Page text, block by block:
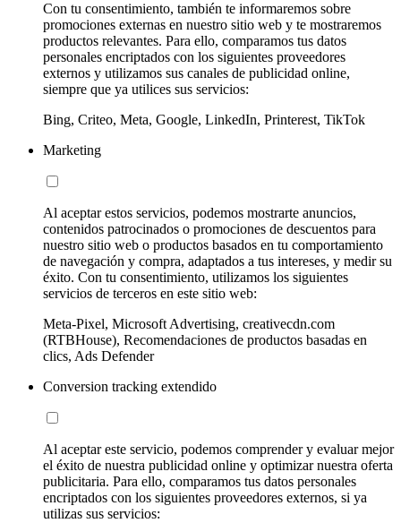
Con tu consentimiento, también te informaremos sobre
promociones externas en nuestro sitio web y te mostraremos
productos relevantes. Para ello, comparamos tus datos
personales encriptados con los siguientes proveedores
externos y utilizamos sus canales de publicidad online,
siempre que ya utilices sus servicios:
Bing, Criteo, Meta, Google, LinkedIn, Printerest, TikTok
Marketing
Al aceptar estos servicios, podemos mostrarte anuncios,
contenidos patrocinados o promociones de descuentos para
nuestro sitio web o productos basados en tu comportamiento
de navegación y compra, adaptados a tus intereses, y medir su
éxito. Con tu consentimiento, utilizamos los siguientes
servicios de terceros en este sitio web:
Meta-Pixel, Microsoft Advertising, creativecdn.com
(RTBHouse), Recomendaciones de productos basadas en
clics, Ads Defender
Conversion tracking extendido
Al aceptar este servicio, podemos comprender y evaluar mejor
el éxito de nuestra publicidad online y optimizar nuestra oferta
publicitaria. Para ello, comparamos tus datos personales
encriptados con los siguientes proveedores externos, si ya
utilizas sus servicios: